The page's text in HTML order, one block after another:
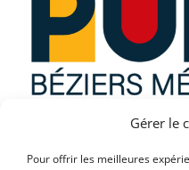
Gérer le
Pour offrir les meilleures
Que